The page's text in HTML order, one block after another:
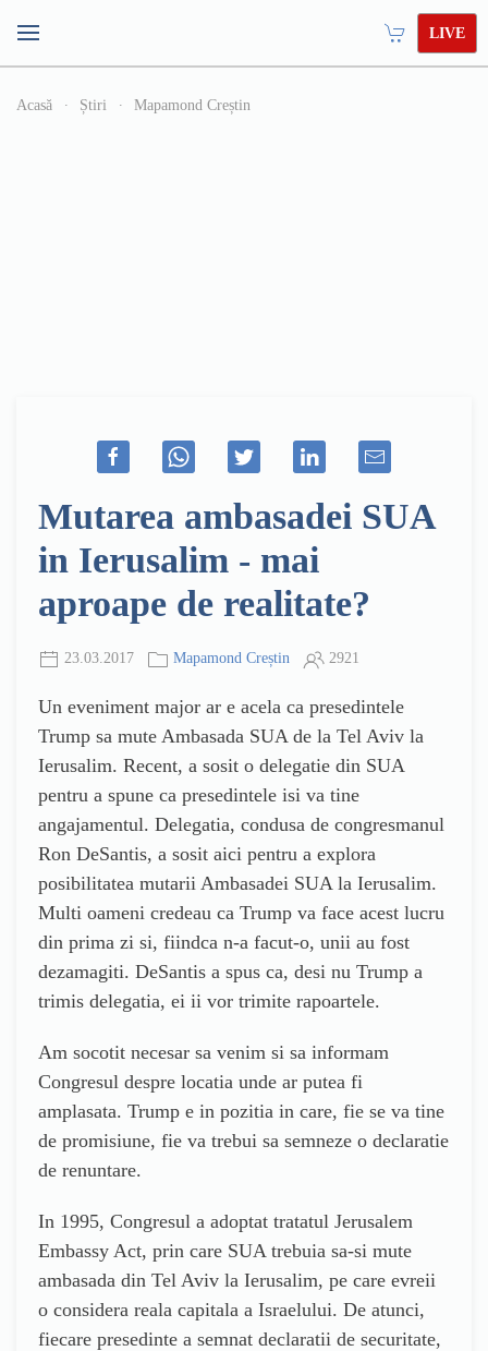
LIVE
Acasă Știri Mapamond Creștin
Mutarea ambasadei SUA
in Ierusalim - mai
aproape de realitate?
23.03.2017 Mapamond Creștin 2921
Un eveniment major ar e acela ca presedintele
Trump sa mute Ambasada SUA de la Tel Aviv la
Ierusalim. Recent, a sosit o delegatie din SUA
pentru a spune ca presedintele isi va tine
angajamentul. Delegatia, condusa de congresmanul
Ron DeSantis, a sosit aici pentru a explora
posibilitatea mutarii Ambasadei SUA la Ierusalim.
Multi oameni credeau ca Trump va face acest lucru
din prima zi si, fiindca n-a facut-o, unii au fost
dezamagiti. DeSantis a spus ca, desi nu Trump a
trimis delegatia, ei ii vor trimite rapoartele.
Am socotit necesar sa venim si sa informam
Congresul despre locatia unde ar putea fi
amplasata. Trump e in pozitia in care, fie se va tine
de promisiune, fie va trebui sa semneze o declaratie
de renuntare.
In 1995, Congresul a adoptat tratatul Jerusalem
Embassy Act, prin care SUA trebuia sa-si mute
ambasada din Tel Aviv la Ierusalim, pe care evreii
o considera reala capitala a Israelului. De atunci,
fiecare presedinte a semnat declaratii de securitate,